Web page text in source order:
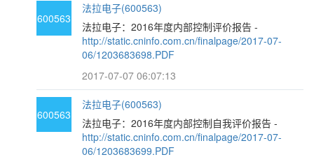
600563
法拉电子(600563)
法拉电子：2016年度内部控制评价报告 -
http://static.cninfo.com.cn/finalpage/2017-07-
06/1203683698.PDF
2017-07-07 06:07:13
600563
法拉电子(600563)
法拉电子：2016年度内部控制自我评价报告 -
http://static.cninfo.com.cn/finalpage/2017-07-
06/1203683699.PDF